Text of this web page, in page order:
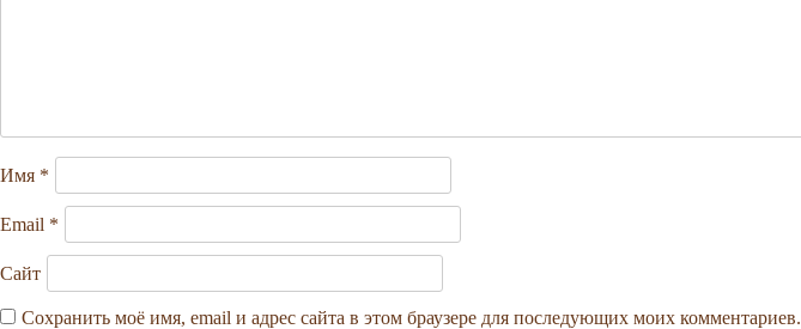
Имя *
Email *
Сайт
Сохранить моё имя, email и адрес сайта в этом браузере для последующих моих комментариев.